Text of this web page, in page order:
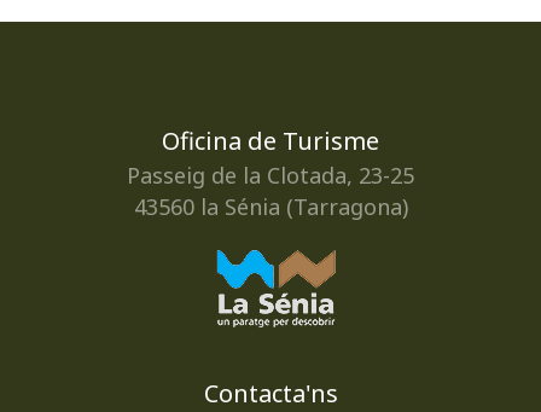
Oficina de Turisme
Passeig de la Clotada, 23-25
43560 la Sénia (Tarragona)
Contacta'ns